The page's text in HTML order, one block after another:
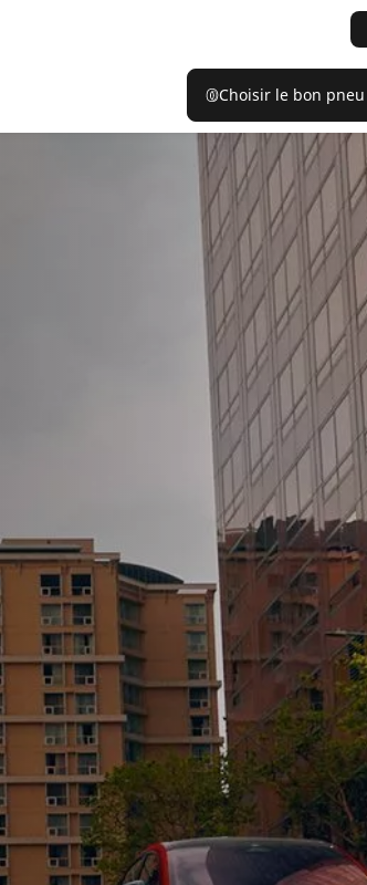
Choisir le bon pneu